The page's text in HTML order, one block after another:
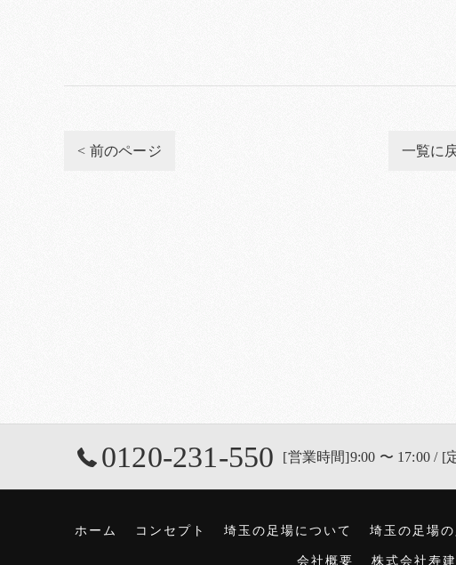
< 前のページ 一覧に
0120-231-550 [営業時間]9:00 〜 17:00 / [
ホーム コンセプト 埼玉の足場について 埼玉の足場
会社概要 株式会社寿